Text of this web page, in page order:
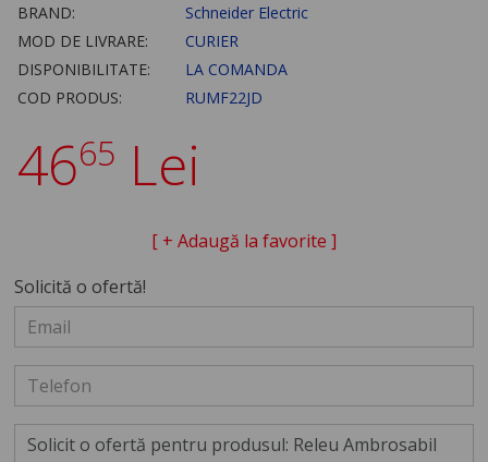
BRAND:
Schneider Electric
MOD DE LIVRARE:
CURIER
DISPONIBILITATE:
LA COMANDA
COD PRODUS:
RUMF22JD
4665 Lei
[ + Adaugă la favorite ]
Solicită o ofertă!